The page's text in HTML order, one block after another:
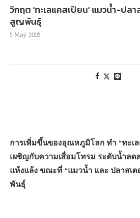
วิกฤต ‘ทะเลแคสเปียน’ แมวน้ำ-ปล
สูญพันธุ์
5 May 2025
การเพิ่มขึ้นของอุณหภูมิโลก ทำ “ทะเ
เผชิญกับความเสื่อมโทรม ระดับน้ำลด
แห้งแล้ง ขณะที่ “แมวน้ำ และ ปลาสเต
พันธุ์